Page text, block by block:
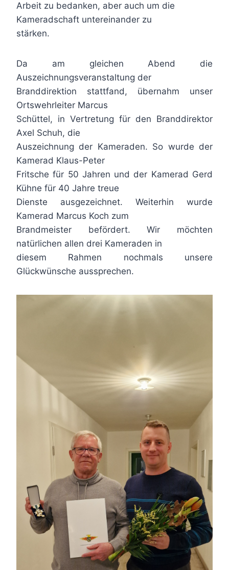
Arbeit zu bedanken, aber auch um die
Kameradschaft untereinander zu
stärken.
Da am gleichen Abend die
Auszeichnungsveranstaltung der
Branddirektion stattfand, übernahm unser
Ortswehrleiter Marcus
Schüttel, in Vertretung für den Branddirektor
Axel Schuh, die
Auszeichnung der Kameraden. So wurde der
Kamerad Klaus-Peter
Fritsche für 50 Jahren und der Kamerad Gerd
Kühne für 40 Jahre treue
Dienste ausgezeichnet. Weiterhin wurde
Kamerad Marcus Koch zum
Brandmeister befördert. Wir möchten
natürlichen allen drei Kameraden in
diesem Rahmen nochmals unsere
Glückwünsche aussprechen.